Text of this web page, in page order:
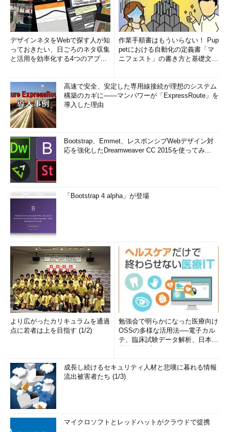
デザインネタをWebで探す人が知
っておきたい、日ごろのネタ収集
と活用を効率化する4つのアプリ
作業手順書はもういらない！ Pup
petにおける自動化の定義書「マ
ニフェスト」の書き方と基礎文法
高速で安全、安定した専用線接続が理想のシステム
構築のカギに――マンパワーが「ExpressRoute」を
導入した理由
Bootstrap、Emmet、レスポンシブWebデザイン対
応を強化したDreamweaver CC 2015を使ってみ...
「Bootstrap 4 alpha」が登場
より広がったカリキュラムを通過
点に若者は上を目指す (1/2)
勉強会で明らかになった医療向け
OSSの多様な活用法──電子カル
テ、臨床試験データ解析、日本語
成長し続けるセキュリティ人材と悲嘆に暮れる情報
流出被害者たち (1/3)
マイクロソフトとレッドハットがクラウドで提携